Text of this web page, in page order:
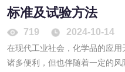
标准及试验方法
719 2024-10-14
在现代工业社会，化学品的应
诸多便利，但也伴随着一定的
花露